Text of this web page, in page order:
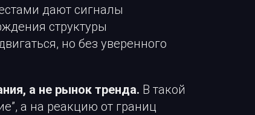
дают сигналы
структуры
но без уверенного
а не рынок тренда. В такой
а на реакцию от границ